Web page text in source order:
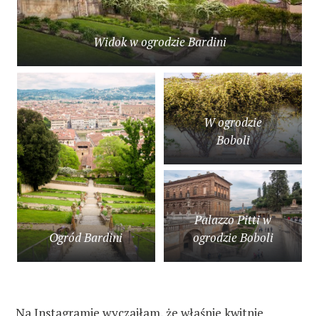
Widok w ogrodzie Bardini
Ogród Bardini
W ogrodzie
Boboli
Palazzo Pitti w
ogrodzie Boboli